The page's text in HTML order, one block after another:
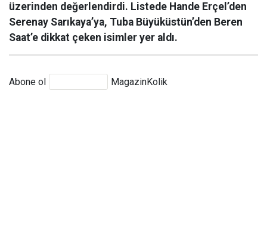
üzerinden değerlendirdi. Listede Hande Erçel’den
Serenay Sarıkaya’ya, Tuba Büyüküstün’den Beren
Saat’e dikkat çeken isimler yer aldı.
Abone ol MagazinKolik